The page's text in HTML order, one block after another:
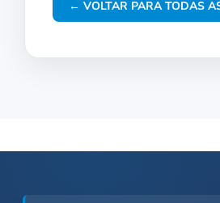
← VOLTAR PARA TODAS